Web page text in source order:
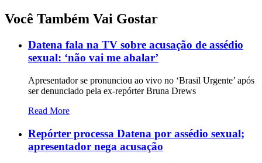
Você Também Vai Gostar
Datena fala na TV sobre acusação de assédio
sexual: ‘não vai me abalar’
Apresentador se pronunciou ao vivo no ‘Brasil Urgente’ após
ser denunciado pela ex-repórter Bruna Drews
Read More
Repórter processa Datena por assédio sexual;
apresentador nega acusação